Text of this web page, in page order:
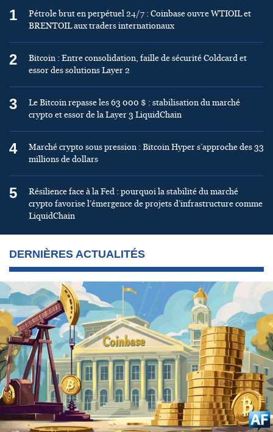
1
Pétrole brut en perpétuel 24/7 : Coinbase ouvre WTIOIL et
BRENTOIL aux traders internationaux
2
Bitcoin : Entre consolidation, faille de sécurité Coldcard et
essor des solutions Layer 2
3
Le Bitcoin repasse les 63 000 $ : stabilisation du marché
crypto et essor de la Layer 3 LiquidChain
4
Marché crypto sous pression : Bitcoin Hyper s’approche des 33
millions de dollars
5
Résilience face à la Fed : pourquoi la stabilité du marché
crypto favorise l’émergence de projets d’infrastructure comme
LiquidChain
DERNIÈRES ACTUALITÉS